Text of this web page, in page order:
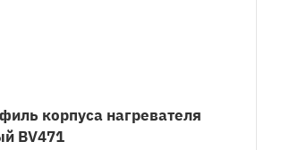
корпуса нагревателя
BV471